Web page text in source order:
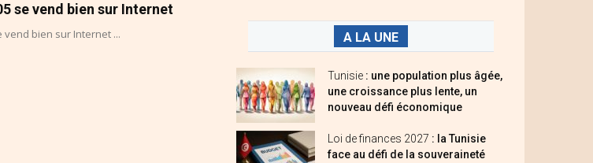
se vend bien sur Internet
vend bien sur Internet ... A LA UNE
Tunisie : une population plus âgée,
une croissance plus lente, un
nouveau défi économique
Loi de finances 2027 : la Tunisie
face au défi de la souveraineté